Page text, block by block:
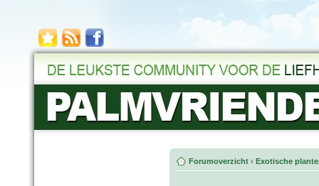
Forumoverzicht ‹ Exotische